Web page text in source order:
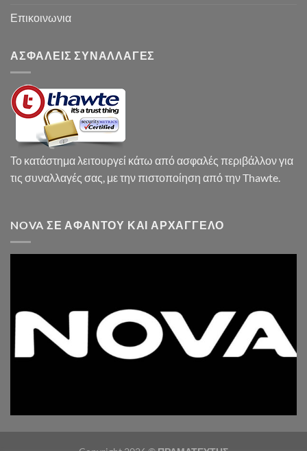
Επικοινωνια
ΑΣΦΑΛΕΙΣ ΣΥΝΑΛΛΑΓΕΣ
Το κατάστημα λειτουργεί κάτω από ασφαλές περιβάλλον για
τις συναλλαγές σας, με την πιστοποίηση από την Thawte.
NOVA ΣΕ ΑΦΆΝΤΟΥ ΚΑΙ ΑΡΧΆΓΓΕΛΟ